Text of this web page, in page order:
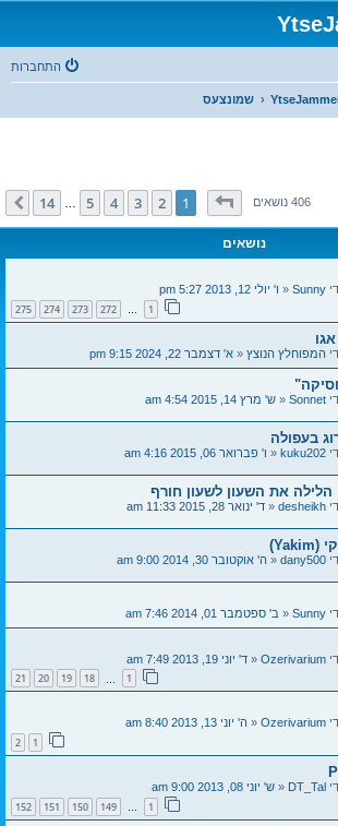
התחברות
שמונצעס
406 נושאיםדף1מתוך14
1
2
3
4
5
14 הבא
נושאים
Sunny
«ו' יולי 12, 2013 5:27 pm
…
272
273
274
275
המפוחלץ הנוצץ«א' דצמבר 22, 2024 9:15 pm
Sonnet
«ש' מרץ 14, 2015 4:54 am
בעפולה
kuku202
«ו' פברואר 06, 2015 4:16 am
הלילה את השעון לשעון חורף
desheikh
«ד' ינואר 28, 2015 11:33 am
dany500
«ה' אוקטובר 30, 2014 9:00 am
Sunny
«ב' ספטמבר 01, 2014 7:46 am
Ozerivarium
«ד' יוני 19, 2013 7:49 am
18
19
20
21
Ozerivarium
«ה' יוני 13, 2013 8:40 am
2
DT_Tal
«ש' יוני 08, 2013 9:00 am
…
149
150
151
152